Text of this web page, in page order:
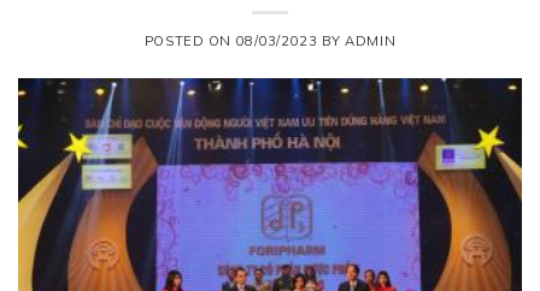
POSTED ON 08/03/2023 BYADMIN